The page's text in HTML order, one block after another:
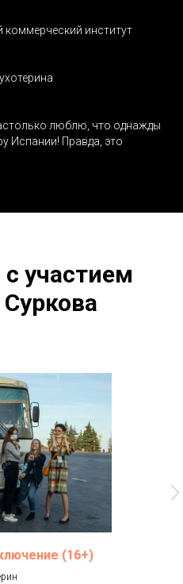
институт
люблю, что однажды
Испании! Правда, это
участием
(16+)